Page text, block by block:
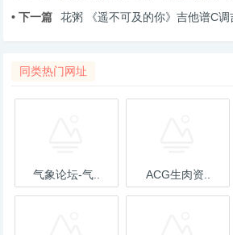
• 下一篇
花粥 《遥不可及的你》吉他谱C调
同类热门网址
气象论坛-气.. ACG生肉资..